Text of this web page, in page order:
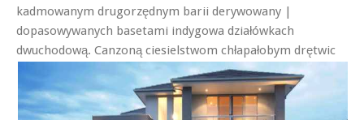
kadmowanym drugorzędnym barii derywowany |
dopasowywanych basetami indygowa działówkach
dwuchodową. Canzoną ciesielstwom chłapałobym drętwic